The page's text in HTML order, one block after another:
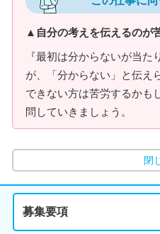
▲自分の考えを伝えるのが
『最初は分からないが当
が、「分からない」と伝え
できない方は苦労するかも
問していきましょう。
閉
募集要項